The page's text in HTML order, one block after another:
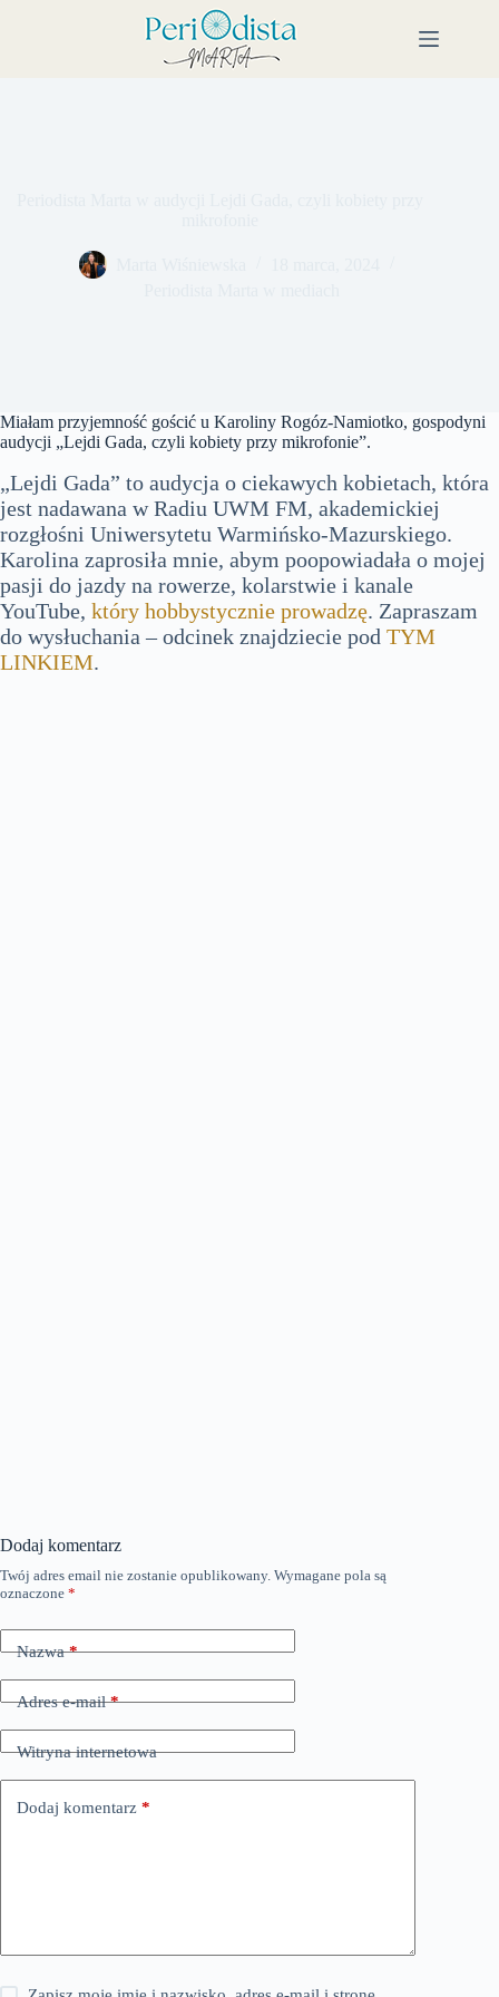
Miałam przyjemność gościć u Karoliny Rogóz-Namiotko, gospodyni
audycji „Lejdi Gada, czyli kobiety przy mikrofonie”.
„Lejdi Gada” to audycja o ciekawych kobietach, która
jest nadawana w Radiu UWM FM, akademickiej
rozgłośni Uniwersytetu Warmińsko-Mazurskiego.
Karolina zaprosiła mnie, abym poopowiadała o mojej
pasji do jazdy na rowerze, kolarstwie i kanale
YouTube, który hobbystycznie prowadzę. Zapraszam
do wysłuchania – odcinek znajdziecie pod TYM
LINKIEM.
Dodaj komentarz
Twój adres email nie zostanie opublikowany. Wymagane pola są
oznaczone *
Nazwa*
Adres e-mail*
Witryna internetowa
Dodaj komentarz *